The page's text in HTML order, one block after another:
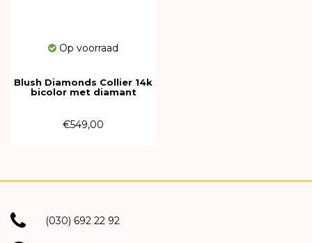
Op voorraad
Blush Diamonds Collier 14k
bicolor met diamant
€549,00
(030) 692 22 92